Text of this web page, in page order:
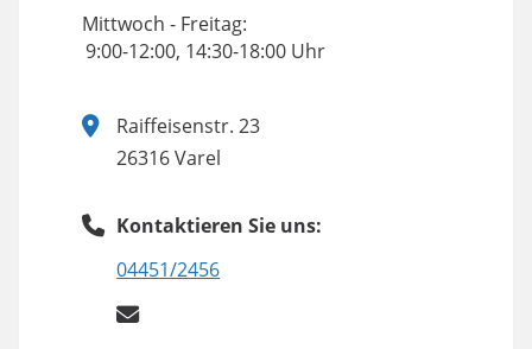
Mittwoch - Freitag:
9:00-12:00, 14:30-18:00 Uhr
Raiffeisenstr. 23
26316 Varel
Kontaktieren Sie uns:
04451/2456